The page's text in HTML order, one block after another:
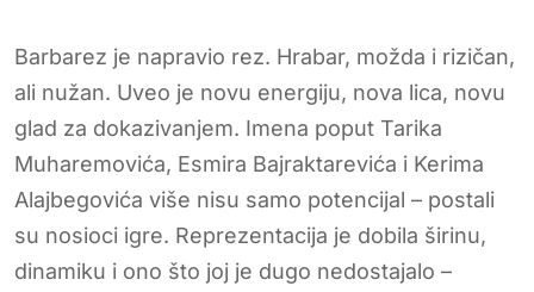
Barbarez je napravio rez. Hrabar, možda i rizičan,
ali nužan. Uveo je novu energiju, nova lica, novu
glad za dokazivanjem. Imena poput Tarika
Muharemovića, Esmira Bajraktarevića i Kerima
Alajbegovića više nisu samo potencijal – postali
su nosioci igre. Reprezentacija je dobila širinu,
dinamiku i ono što joj je dugo nedostajalo –